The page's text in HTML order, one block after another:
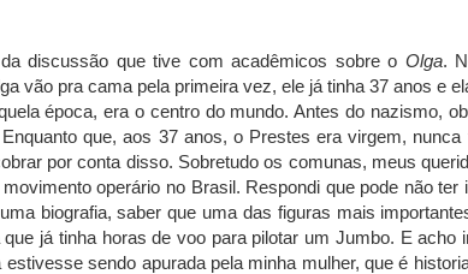
da discussão que tive com acadêmicos sobre o Olga.
vão pra cama pela primeira vez, ele já tinha 37 anos e
época, era o centro do mundo. Antes do nazismo,
que, aos 37 anos, o Prestes era virgem,
por conta disso. Sobretudo os comunas, meus
operário no Brasil. Respondi que pode não
biografia, saber que uma das figuras mais
que já tinha horas de voo para pilotar um Jumbo. E
estivesse sendo apurada pela minha mulher, que é